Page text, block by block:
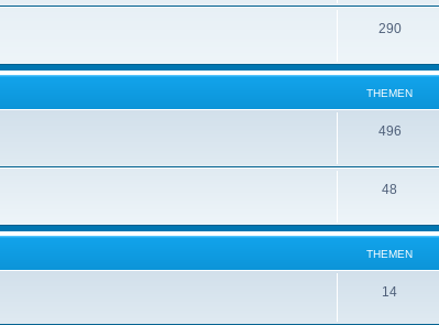
290
THEMEN
496
48
THEMEN
14